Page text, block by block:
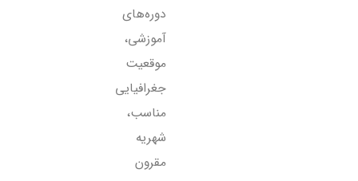
دوره‌های
آموزشی،
موقعیت
جغرافیایی
مناسب،
شهریه
مقرون